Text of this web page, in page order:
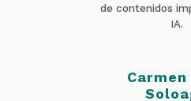
de contenidos
IA.
Carmen